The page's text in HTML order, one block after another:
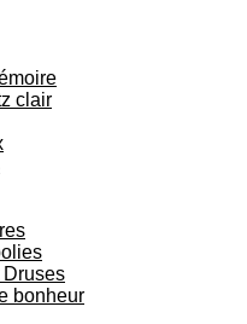
clair
Druses
bonheur